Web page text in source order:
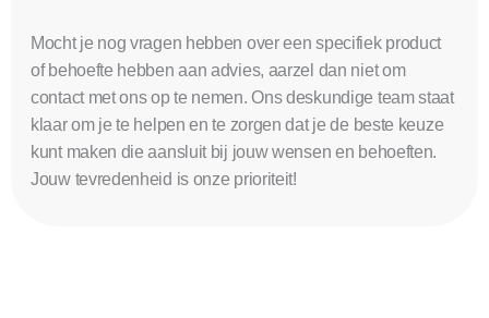
Mocht je nog vragen hebben over een specifiek product
of behoefte hebben aan advies, aarzel dan niet om
contact met ons op te nemen. Ons deskundige team staat
klaar om je te helpen en te zorgen dat je de beste keuze
kunt maken die aansluit bij jouw wensen en behoeften.
Jouw tevredenheid is onze prioriteit!